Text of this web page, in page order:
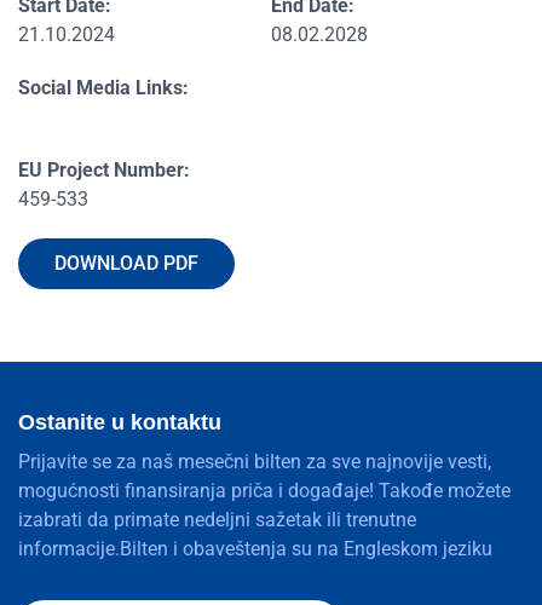
Start Date:
21.10.2024
End Date:
08.02.2028
Social Media Links:
EU Project Number:
459-533
DOWNLOAD PDF
Ostanite u kontaktu
Prijavite se za naš mesečni bilten za sve najnovije vesti,
mogućnosti finansiranja priča i događaje! Takođe možete
izabrati da primate nedeljni sažetak ili trenutne
informacije.Bilten i obaveštenja su na Engleskom jeziku